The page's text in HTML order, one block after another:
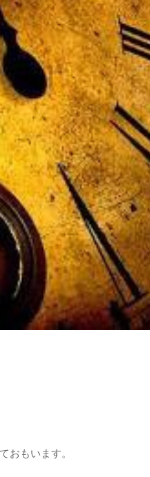
おもいます。